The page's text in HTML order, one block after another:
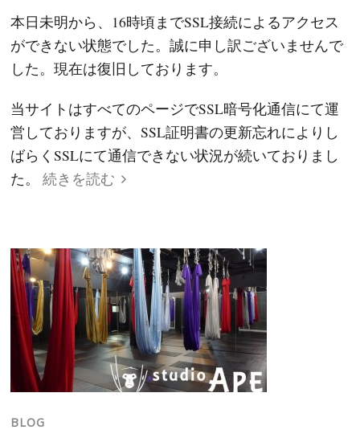
本日未明から、16時頃までSSL接続によるアクセス
ができない状態でした。誠に申し訳ございませんで
した。現在は復旧しております。
当サイトはすべてのページでSSL暗号化通信にて運
営しておりますが、SSL証明書の更新忘れによりし
ばらくSSLにて通信できない状況が続いておりまし
た。続きを読む
BLOG